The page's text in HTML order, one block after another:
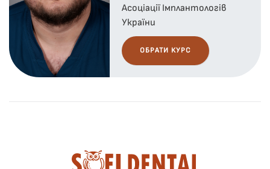
Асоціації Імплантологів
України
ОБРАТИ КУРС